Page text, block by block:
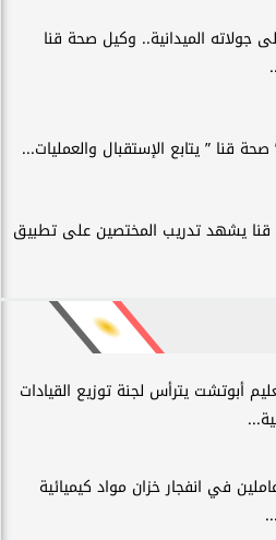
جولاته الميدانية.. وكيل صحة قنا
قنا ” يتابع الإستقبال والعمليات...
يشهد تدريب المختصين على تطبيق
أبوتشت يترأس لجنة توزيع القيادات
في انفجار خزان مواد كيميائية